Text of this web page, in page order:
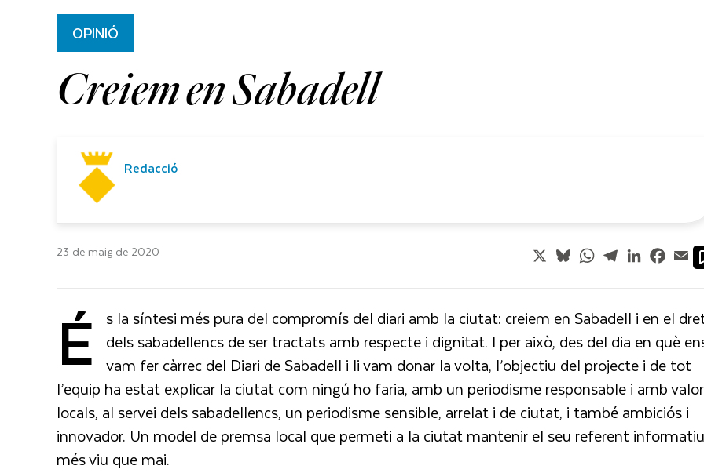
OPINIÓ
Creiem en Sabadell
Redacció
23 de maig de 2020 X BlueskyWhatsApp
TelegramLinkedIn
É
s la síntesi més pura del compromís del diari amb la ciutat: creiem en Sabadell i en el
dels sabadellencs de ser tractats amb respecte i dignitat. I per això, des del dia en què
vam fer càrrec del Diari de Sabadell i li vam donar la volta, l’objectiu del projecte i de tot
l’equip ha estat explicar la ciutat com ningú ho faria, amb un periodisme responsable i amb
locals, al servei dels sabadellencs, un periodisme sensible, arrelat i de ciutat, i també ambiciós i
innovador. Un model de premsa local que permeti a la ciutat mantenir el seu referent informatiu
més viu que mai.